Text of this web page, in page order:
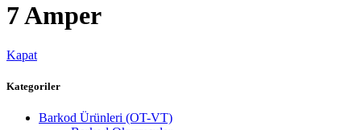
7 Amper
Kapat
Kategoriler
Barkod Ürünleri (OT-VT)